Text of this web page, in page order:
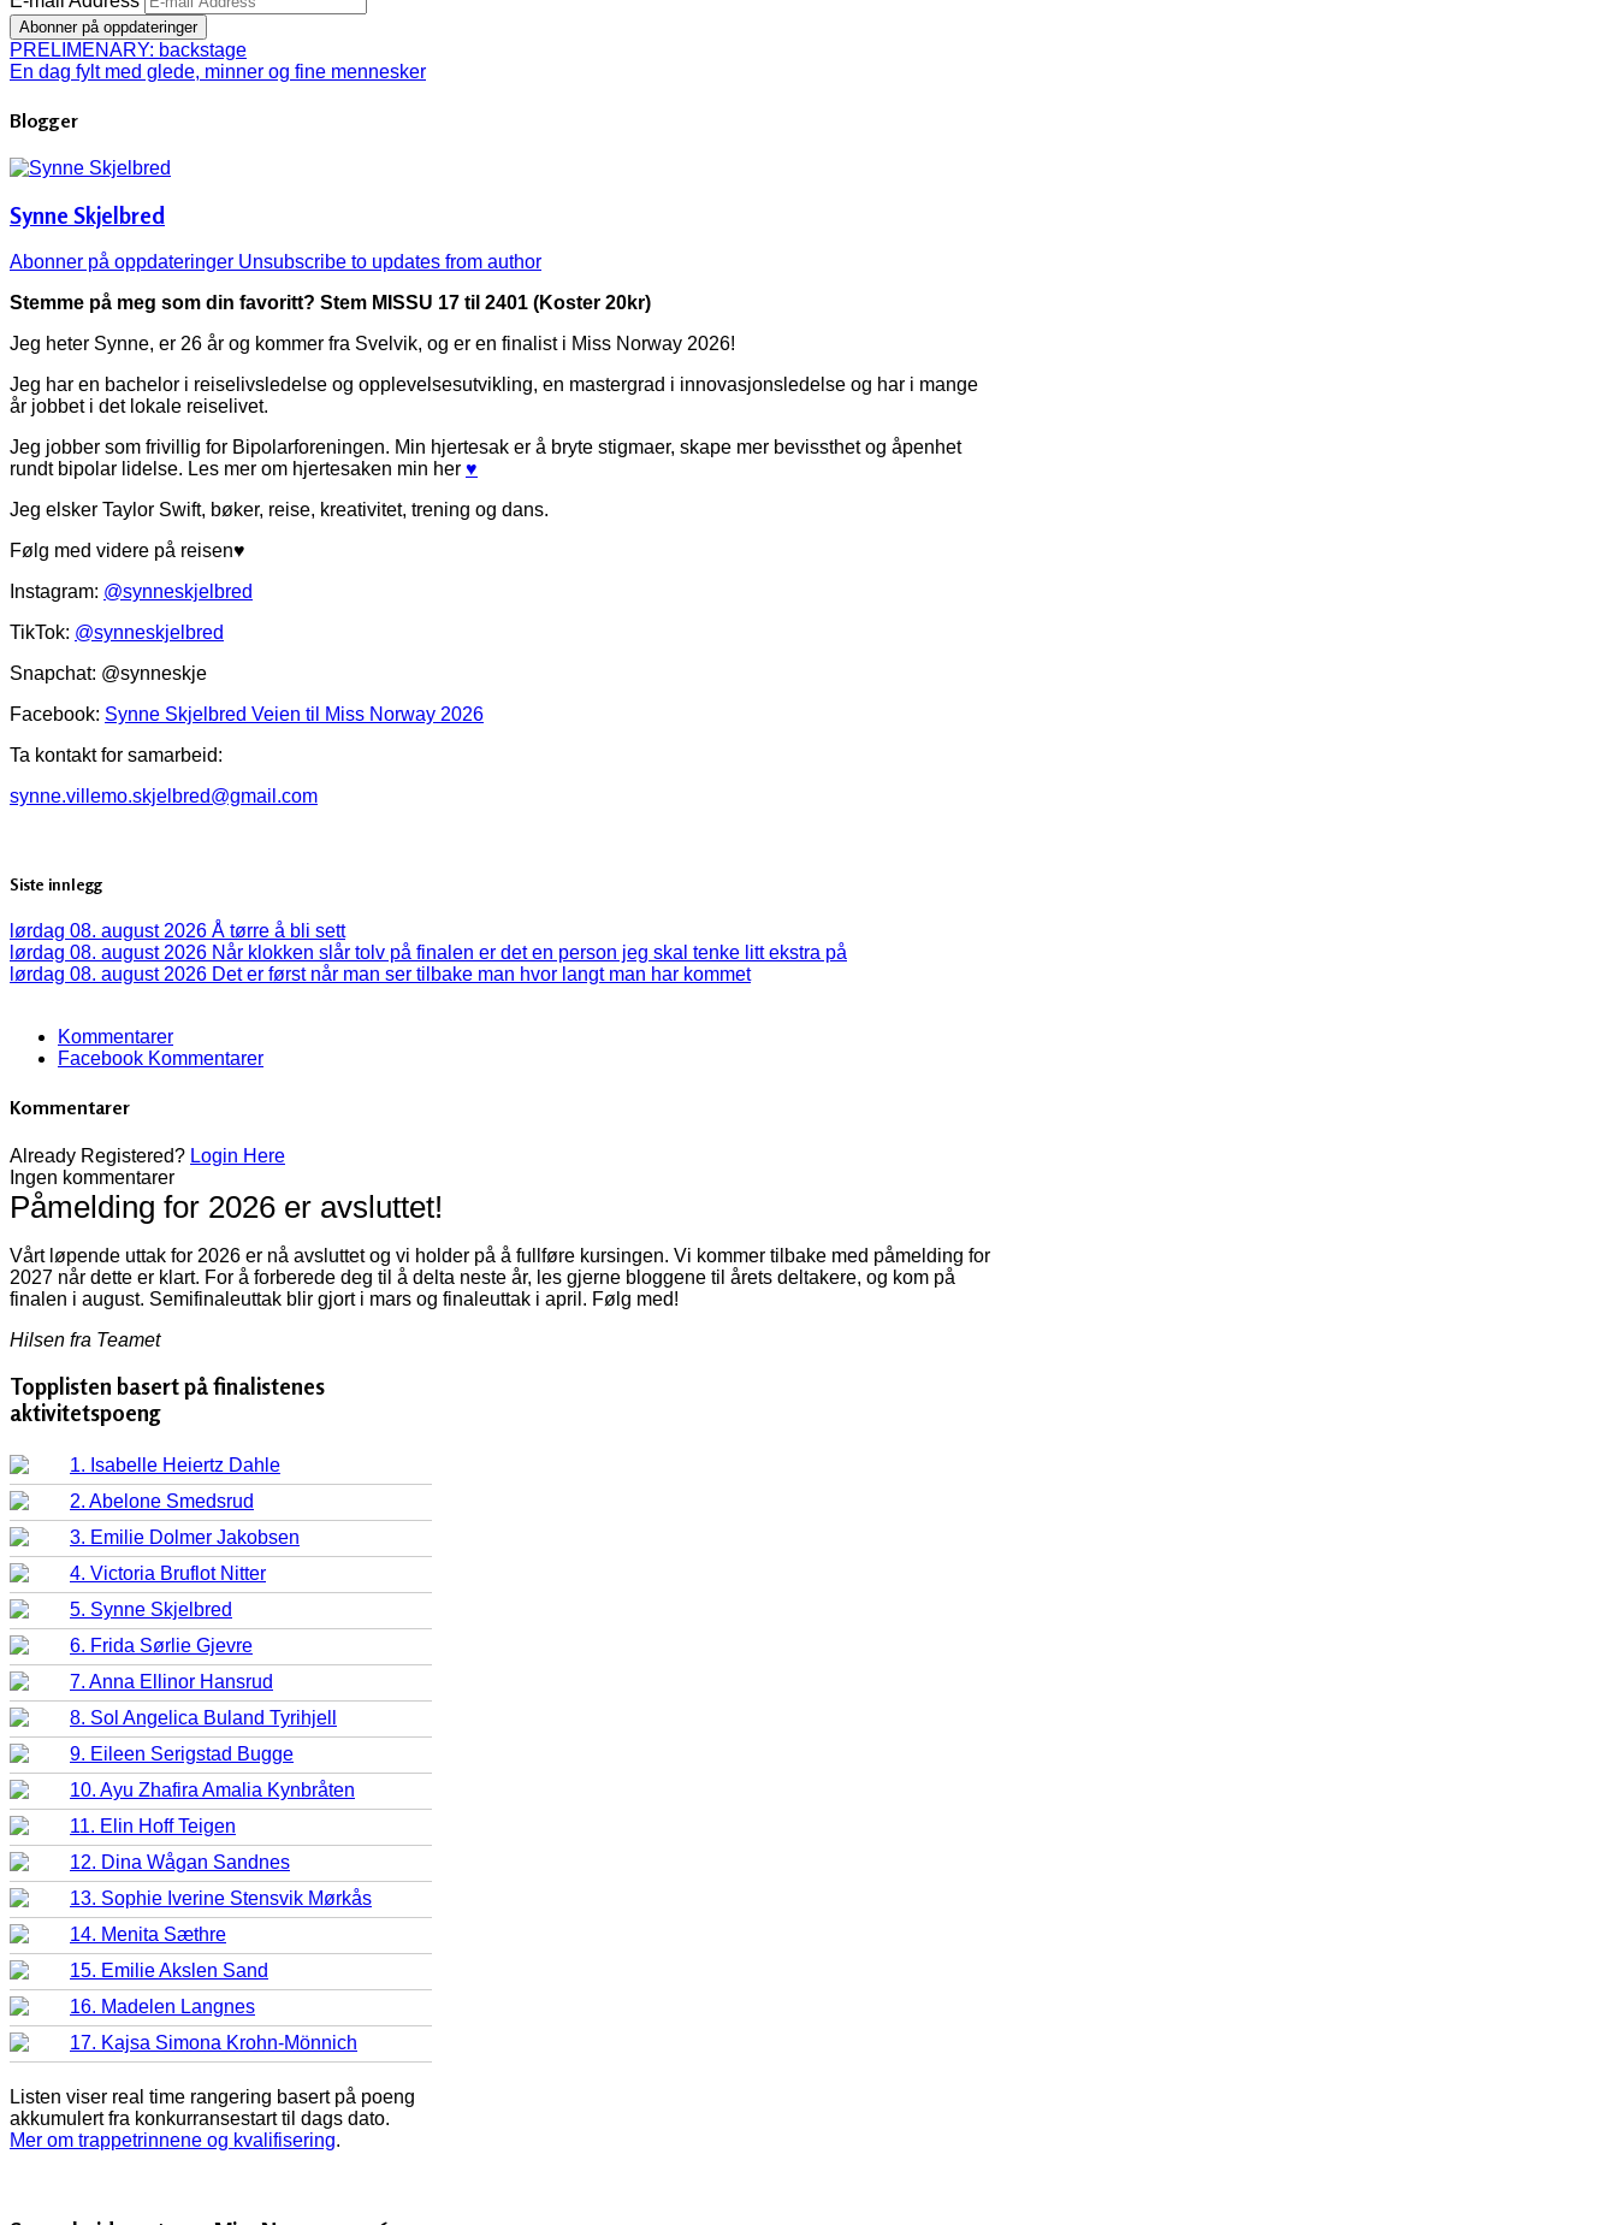
Abonner på oppdateringer
PRELIMENARY: backstage
En dag fylt med glede, minner og fine mennesker
Blogger
Synne Skjelbred
Abonner på oppdateringer Unsubscribe to updates from author
Stemme på meg som din favoritt? Stem MISSU 17 til 2401 (Koster 20kr)
Jeg heter Synne, er 26 år og kommer fra Svelvik, og er en finalist i Miss Norway 2026!
Jeg har en bachelor i reiselivsledelse og opplevelsesutvikling, en mastergrad i innovasjonsledelse og har i mange
år jobbet i det lokale reiselivet.
Jeg jobber som frivillig for Bipolarforeningen. Min hjertesak er å bryte stigmaer, skape mer bevissthet og åpenhet
rundt bipolar lidelse. Les mer om hjertesaken min her ♥
Jeg elsker Taylor Swift, bøker, reise, kreativitet, trening og dans.
Følg med videre på reisen♥
Instagram: @synneskjelbred
TikTok: @synneskjelbred
Snapchat: @synneskje
Facebook: Synne Skjelbred Veien til Miss Norway 2026
Ta kontakt for samarbeid:
synne.villemo.skjelbred@gmail.com
Siste innlegg
lørdag 08. august 2026 Å tørre å bli sett
lørdag 08. august 2026 Når klokken slår tolv på finalen er det en person jeg skal tenke litt ekstra på
lørdag 08. august 2026 Det er først når man ser tilbake man hvor langt man har kommet
Kommentarer
Facebook Kommentarer
Kommentarer
Already Registered? Login Here
Ingen kommentarer
Påmelding for 2026 er avsluttet!
Vårt løpende uttak for 2026 er nå avsluttet og vi holder på å fullføre kursingen. Vi kommer tilbake med påmelding for
2027 når dette er klart. For å forberede deg til å delta neste år, les gjerne bloggene til årets deltakere, og kom på
finalen i august. Semifinaleuttak blir gjort i mars og finaleuttak i april. Følg med!
Hilsen fra Teamet
Topplisten basert på finalistenes
aktivitetspoeng
1. Isabelle Heiertz Dahle
2. Abelone Smedsrud
3. Emilie Dolmer Jakobsen
4. Victoria Bruflot Nitter
5. Synne Skjelbred
6. Frida Sørlie Gjevre
7. Anna Ellinor Hansrud
8. Sol Angelica Buland Tyrihjell
9. Eileen Serigstad Bugge
10. Ayu Zhafira Amalia Kynbråten
11. Elin Hoff Teigen
12. Dina Wågan Sandnes
13. Sophie Iverine Stensvik Mørkås
14. Menita Sæthre
15. Emilie Akslen Sand
16. Madelen Langnes
17. Kajsa Simona Krohn-Mönnich
Listen viser real time rangering basert på poeng
akkumulert fra konkurransestart til dags dato.
Mer om trappetrinnene og kvalifisering.